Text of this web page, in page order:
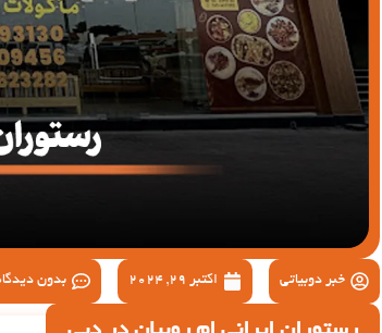
خبر دوبیاتی اکتبر 29, 2024 بدون